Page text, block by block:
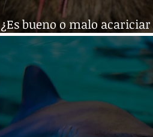
¿Es bueno o malo
gatos?